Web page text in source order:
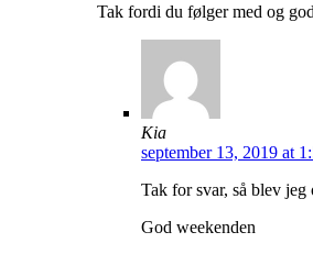
Tak fordi du følger med og
Kia
september 13, 2019 at
Tak for svar, så blev jeg
God weekenden